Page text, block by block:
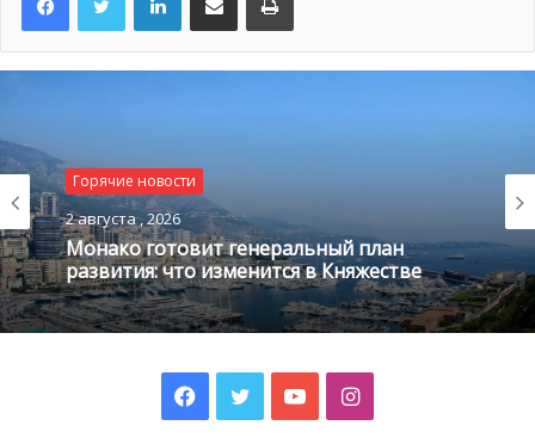
@pixabay.com
офисам, состоится в Монако в июле
В июле Монте-Карло постепенно станет тем местом,
которое мы знаем и любим, принимая некоторые из
самых знаковых международных событий. Это, в
частности, уникальный инвестиционный саммит,
посвящённый семейным офисам (Global Family Office
выступает HelloMonaco. Речь идёт о крупнейшем и
наиболее влиятельном скоплении семейного капитала,
Горячие новости
2 августа , 2026
Монако готовит генеральный план
развития: что изменится в Княжестве
Facebook
TwitterYouTubeInstagram